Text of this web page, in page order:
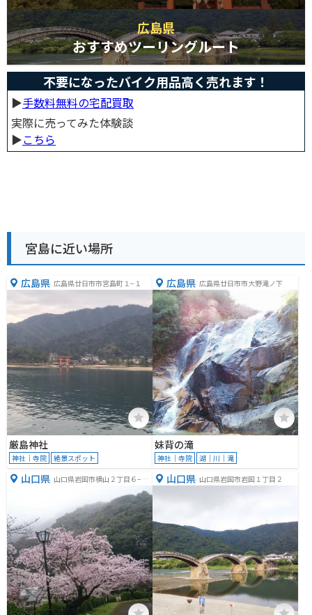
広島県
おすすめツーリングルート
不要になったバイク用品高く売れます！
▶︎手数料無料の宅配買取
実際に売ってみた体験談
▶︎こちら
宮島に近い場所
広島県 広島県廿日市市宮島町１−１
厳島神社
神社｜寺院 絶景スポット
広島県 広島県廿日市市大野滝ノ下
妹背の滝
神社｜寺院 湖｜川｜滝
山口県 山口県岩国市横山２丁目６−５
山口県 山口県岩国市岩国１丁目２